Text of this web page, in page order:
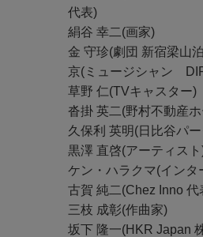
代表)
絹谷 幸二(画家)
金 守珍(劇団 新宿梁山
京(ミュージシャン
草野 仁(TVキャスター)
沓掛 英二(野村不動産
久保利 英明(日比谷パ
黒澤 直啓(アーティス
ケン・ハラクマ(イン
古賀 純二(Chez Inno
三枝 成彰(作曲家)
坂下 隆一(HKR Japan